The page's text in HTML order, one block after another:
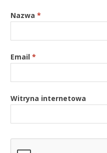
Nazwa*
Email*
Witryna internetowa